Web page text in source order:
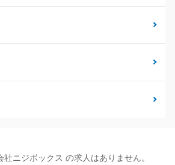
ニジボックス の求人はありません。